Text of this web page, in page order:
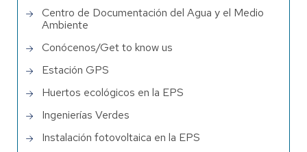
Centro de Documentación del Agua y el Medio
Ambiente
Conócenos/Get to know us
Estación GPS
Huertos ecológicos en la EPS
Ingenierías Verdes
Instalación fotovoltaica en la EPS